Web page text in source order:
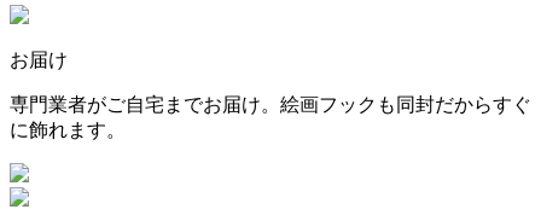
お届け
専門業者がご自宅までお届け。絵画フックも同封だからすぐ
に飾れます。